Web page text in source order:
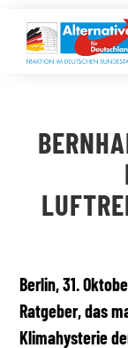
Inhalt
springen
LANDESGRUPPEN
PRESSE
STELLENPORTAL
Berlin, 31.
Ratgeber, das
Klimahysterie